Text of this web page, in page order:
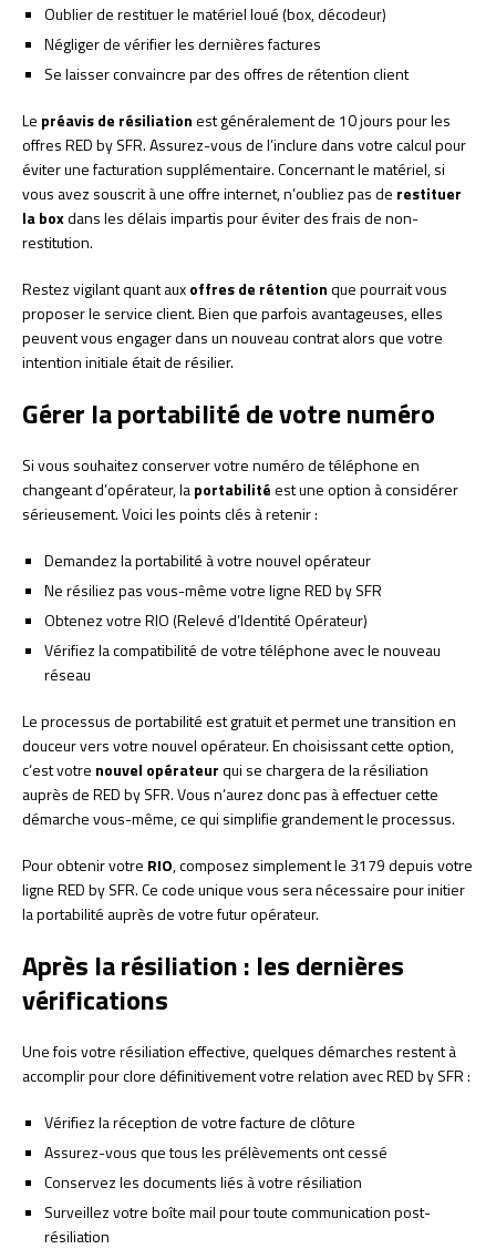
Oublier de restituer le matériel loué (box, décodeur)
Négliger de vérifier les dernières factures
Se laisser convaincre par des offres de rétention client
Le préavis de résiliationest généralement de 10 jours pour les
offres RED by SFR. Assurez-vous de l’inclure dans votre calcul pour
éviter une facturation supplémentaire. Concernant le matériel, si
vous avez souscrit à une offre internet, n’oubliez pas de restituer
la boxdans les délais impartis pour éviter des frais de non-
restitution.
Restez vigilant quant auxoffres de rétentionque pourrait vous
proposer le service client. Bien que parfois avantageuses, elles
peuvent vous engager dans un nouveau contrat alors que votre
intention initiale était de résilier.
Gérer la portabilité de votre numéro
Si vous souhaitez conserver votre numéro de téléphone en
changeant d’opérateur, laportabilitéest une option à considérer
sérieusement. Voici les points clés à retenir :
Demandez la portabilité à votre nouvel opérateur
Ne résiliez pas vous-même votre ligne RED by SFR
Obtenez votre RIO (Relevé d’Identité Opérateur)
Vérifiez la compatibilité de votre téléphone avec le nouveau
réseau
Le processus de portabilité est gratuit et permet une transition en
douceur vers votre nouvel opérateur. En choisissant cette option,
c’est votre nouvel opérateurqui se chargera de la résiliation
auprès de RED by SFR. Vous n’aurez donc pas à effectuer cette
démarche vous-même, ce qui simplifie grandement le processus.
Pour obtenir votre RIO, composez simplement le 3179 depuis votre
ligne RED by SFR. Ce code unique vous sera nécessaire pour initier
la portabilité auprès de votre futur opérateur.
Après la résiliation : les dernières
vérifications
Une fois votre résiliation effective, quelques démarches restent à
accomplir pour clore définitivement votre relation avec RED by SFR :
Vérifiez la réception de votre facture de clôture
Assurez-vous que tous les prélèvements ont cessé
Conservez les documents liés à votre résiliation
Surveillez votre boîte mail pour toute communication post-
résiliation